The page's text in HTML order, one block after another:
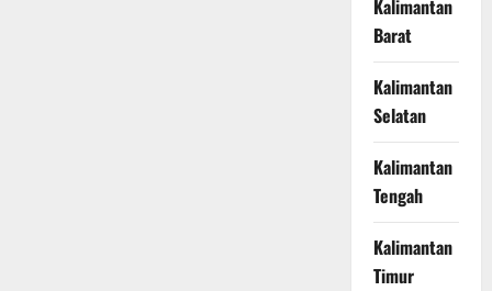
Kalimantan
Barat
Kalimantan
Selatan
Kalimantan
Tengah
Kalimantan
Timur